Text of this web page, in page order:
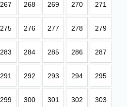
267 268 269 270 271
275 276 277 278 279
283 284 285 286 287
291 292 293 294 295
299 300 301 302 303